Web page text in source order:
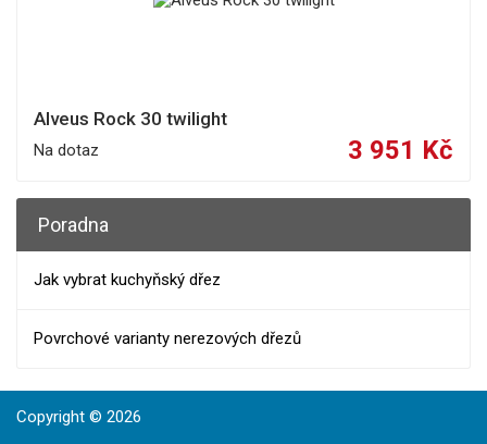
Alveus Rock 30 twilight
Na dotaz 3 951 Kč
Poradna
Jak vybrat kuchyňský dřez
Povrchové varianty nerezových dřezů
Copyright © 2026